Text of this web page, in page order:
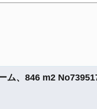
ム、846 m2